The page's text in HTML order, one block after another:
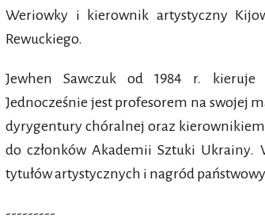
Weriowky i kierownik artystyczny
Rewuckiego.
Jewhen Sawczuk od 1984 r.
Jednocześnie jest profesorem na swojej
dyrygentury chóralnej oraz
do członków Akademii Sztuki
tytułów artystycznych i nagród
---------